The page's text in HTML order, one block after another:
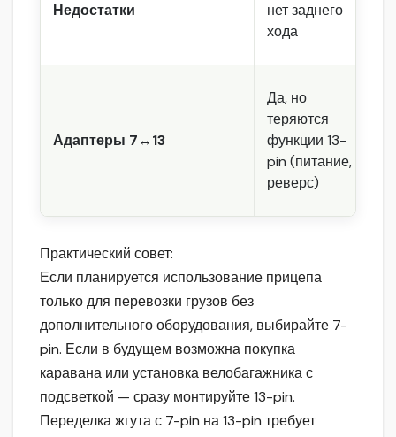
Недостатки
нет заднего
хода
Адаптеры 7↔13
Да, но
теряются
функции 13-
pin (питание,
реверс)
Практический совет:
Если планируется использование прицепа
только для перевозки грузов без
дополнительного оборудования, выбирайте 7-
pin. Если в будущем возможна покупка
каравана или установка велобагажника с
подсветкой — сразу монтируйте 13-pin.
Переделка жгута с 7-pin на 13-pin требует